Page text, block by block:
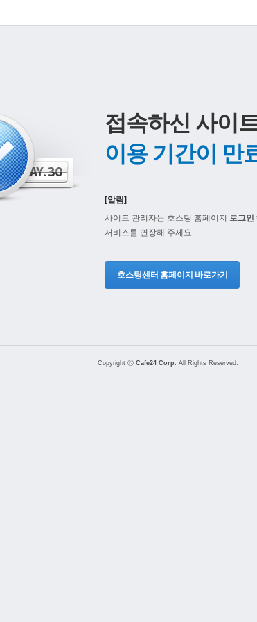
접속하신 사이
이용 기간이 만
[알림]
사이트 관리자는 호스팅 홈페이지 로그인
서비스를 연장해 주세요.
호스팅센터 홈페이지 바로가기
Copyright ⓒ Cafe24 Corp. All Rights Reserved.